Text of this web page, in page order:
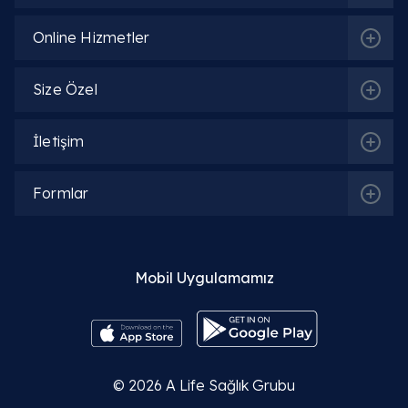
Online Hizmetler
Size Özel
İletişim
Formlar
Mobil Uygulamamız
© 2026 A Life Sağlık Grubu